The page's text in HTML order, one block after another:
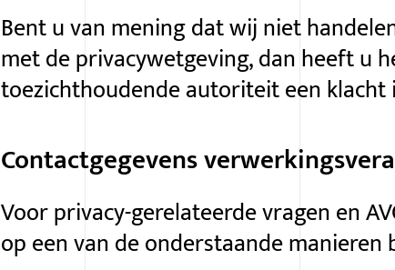
Bent u van mening dat wij niet
met de privacywetgeving, dan heeft u
toezichthoudende autoriteit een klacht
Contactgegevens
Voorprivacy-gerelateerdevragen en
op een van de onderstaande manieren